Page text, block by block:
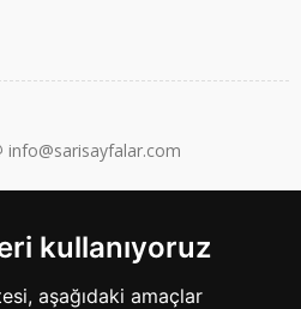
kullanıyoruz
aşağıdaki amaçlar
info@sarisayfalar.com
15 88